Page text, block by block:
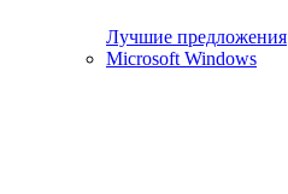
Лучшие предложения
Microsoft Windows